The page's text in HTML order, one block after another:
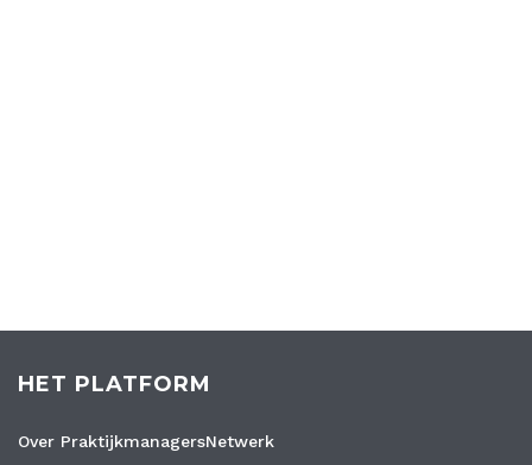
HET PLATFORM
Over PraktijkmanagersNetwerk